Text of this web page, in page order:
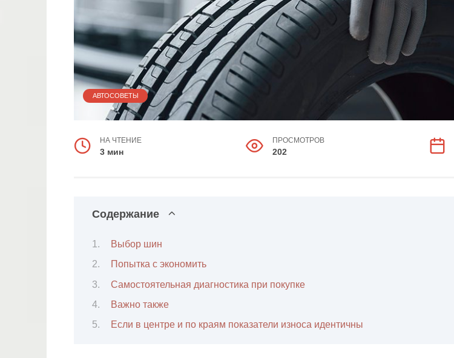
АВТОСОВЕТЫ
НА ЧТЕНИЕ
3 мин
ПРОСМОТРОВ
202
Содержание
Выбор шин
Попытка с экономить
Самостоятельная диагностика при покупке
Важно также
Если в центре и по краям показатели износа идентичны